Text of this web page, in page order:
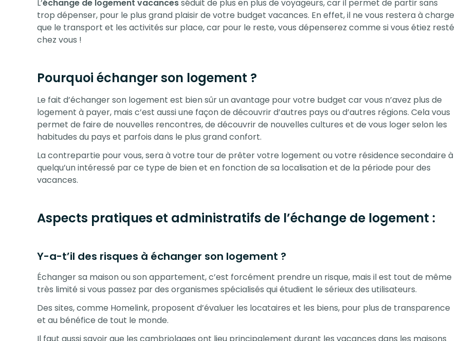
L’échange de logement vacancesséduit de plus en plus de voyageurs, car il permet de partir sans
trop dépenser, pour le plus grand plaisir de votre budget vacances. En effet, il ne vous restera à charge
que le transport et les activités sur place, car pour le reste, vous dépenserez comme si vous étiez resté
chez vous !
Pourquoi échanger son logement ?
Le fait d’échanger son logement est bien sûr un avantage pour votre budget car vous n’avez plus de
logement à payer, mais c’est aussi une façon de découvrir d’autres pays ou d’autres régions. Cela vous
permet de faire de nouvelles rencontres, de découvrir de nouvelles cultures et de vous loger selon les
habitudes du pays et parfois dans le plus grand confort.
La contrepartie pour vous, sera à votre tour de prêter votre logement ou votre résidence secondaire à
quelqu’un intéressé par ce type de bien et en fonction de sa localisation et de la période pour des
vacances.
Aspects pratiques et administratifs de l’échange de logement :
Y-a-t’il des risques à échanger son logement ?
Échanger sa maison ou son appartement, c’est forcément prendre un risque, mais il est tout de même
très limité si vous passez par des organismes spécialisés qui étudient le sérieux des utilisateurs.
Des sites, comme Homelink, proposent d’évaluer les locataires et les biens, pour plus de transparence
et au bénéfice de tout le monde.